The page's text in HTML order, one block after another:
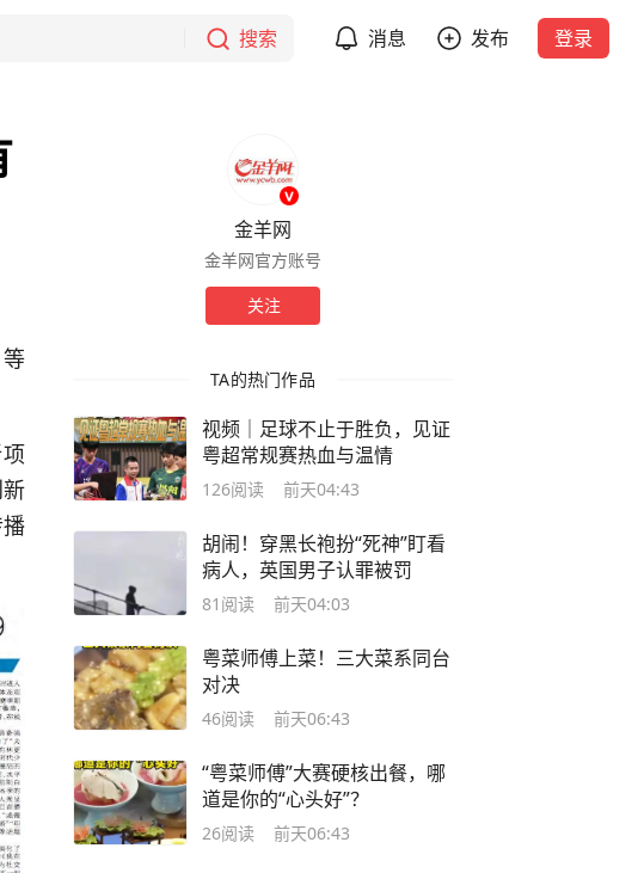
搜索 消息 发布 登录
金羊网
金羊网官方账号
关注
TA的热门作品
视频｜足球不止于胜负，见证
粤超常规赛热血与温情
126阅读 前天04:43
胡闹！穿黑长袍扮“死神”盯看
病人，英国男子认罪被罚
81 阅读 前天04:03
粤菜师傅上菜！三大菜系同台
对决
46阅读 前天06:43
“粤菜师傅”大赛硬核出餐，哪
道是你的“心头好”？
26阅读 前天06:43